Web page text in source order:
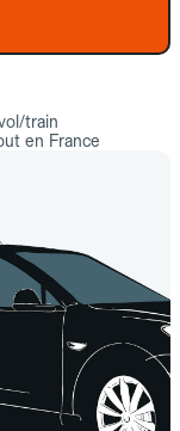
train
en France